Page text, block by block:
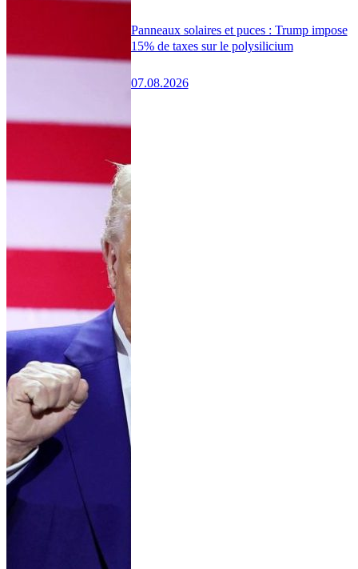
Panneaux solaires et puces : Trump impose
15% de taxes sur le polysilicium
07.08.2026